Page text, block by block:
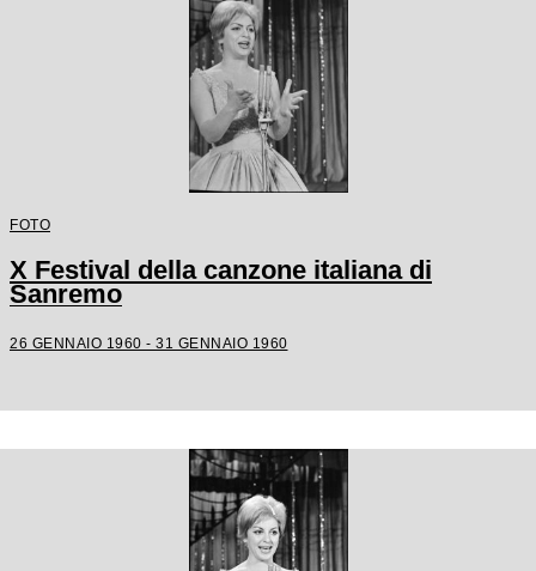
FOTO
X Festival della canzone italiana di
Sanremo
26 GENNAIO 1960 - 31 GENNAIO 1960